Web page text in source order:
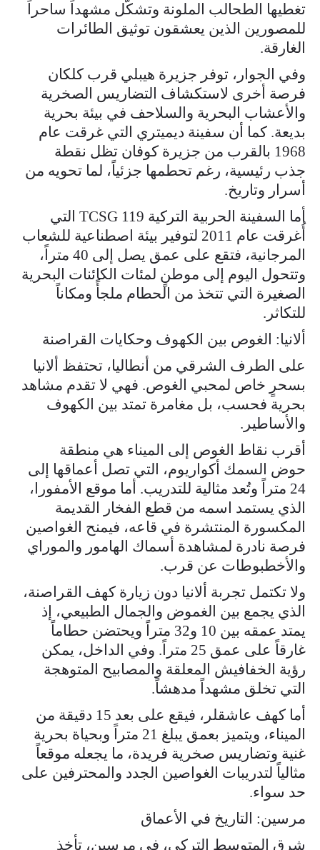
تغطيها الطحالب الملونة وتشكّل مشهداً ساحراً
للمصورين الذين يعشقون توثيق الطائرات
الغارقة.
وفي الجوار، توفر جزيرة هيبلي قرب كلكان
فرصة أخرى لاستكشاف التضاريس الصخرية
والأعشاب البحرية والسلاحف في بيئة بحرية
بديعة. كما أن سفينة ديميتري التي غرقت عام
1968 بالقرب من جزيرة كوفان تظل نقطة
جذب رئيسية، رغم تحطمها جزئياً، لما تحويه من
أسرار وتاريخ.
أما السفينة الحربية التركية TCSG 119 التي
أُغرقت عام 2011 لتوفير بيئة اصطناعية للشعاب
المرجانية، فتقع على عمق يصل إلى 40 متراً،
وتتحول اليوم إلى موطنٍ لمئات الكائنات البحرية
الصغيرة التي تتخذ من الحطام ملجأً ومكاناً
للتكاثر.
ألانيا: الغوص بين الكهوف وحكايات القراصنة
على الطرف الشرقي من أنطاليا، تحتفظ ألانيا
بسحرٍ خاص لمحبي الغوص. فهي لا تقدم مشاهد
بحرية فحسب، بل مغامرة تمتد بين الكهوف
والأساطير.
أقرب نقاط الغوص إلى الميناء هي منطقة
حوض السمك أكواريوم، التي تصل أعماقها إلى
24 متراً وتُعد مثالية للتدريب. أما موقع الأمفورا،
الذي يستمد اسمه من قطع الفخار القديمة
المكسورة المنتشرة في قاعه، فيمنح الغواصين
فرصة نادرة لمشاهدة أسماك الهامور والموراي
والأخطبوطات عن قرب.
ولا تكتمل تجربة ألانيا دون زيارة كهف القراصنة،
الذي يجمع بين الغموض والجمال الطبيعي، إذ
يمتد عمقه بين 10 و32 متراً ويحتضن حطاماً
غارقاً على عمق 25 متراً. وفي الداخل، يمكن
رؤية الخفافيش المعلقة والمصابيح المتوهجة
التي تخلق مشهداً مدهشاً.
أما كهف عاشقلر، فيقع على بعد 15 دقيقة من
الميناء، ويتميز بعمق يبلغ 21 متراً وبحياة بحرية
غنية وتضاريس صخرية فريدة، ما يجعله موقعاً
مثالياً لتدريبات الغواصين الجدد والمحترفين على
حد سواء.
مرسين: التاريخ في الأعماق
شرق المتوسط التركي، في مرسين، تأخذ